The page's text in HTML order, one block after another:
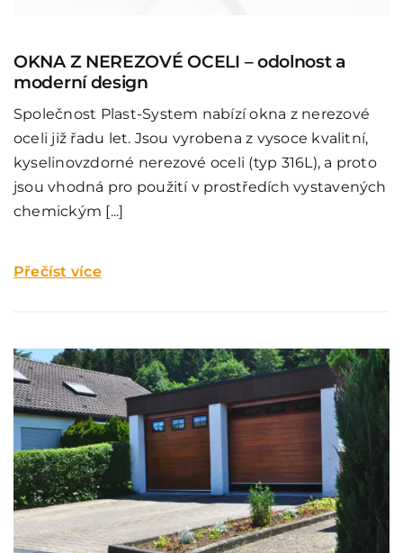
OKNA Z NEREZOVÉ OCELI – odolnost a
moderní design
Společnost Plast-System nabízí okna z nerezové
oceli již řadu let. Jsou vyrobena z vysoce kvalitní,
kyselinovzdorné nerezové oceli (typ 316L), a proto
jsou vhodná pro použití v prostředích vystavených
chemickým [...]
Přečíst více